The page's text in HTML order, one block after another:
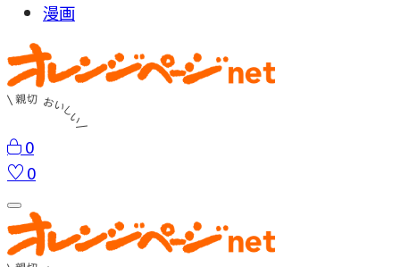
漫画
0
0